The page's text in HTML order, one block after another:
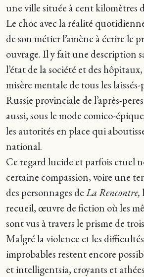
une ville située à cent kilomètres
Le choc avec la réalité
de son métier l’amène à écrire le
ouvrage. Il y fait une description
l’état de la société et des
misère mentale de tous les
Russie provinciale de l’après-
aussi, sous le mode comico-
les autorités en place qui
national.
Ce regard lucide et parfois cruel
certaine compassion, voire une
des personnages deLa Rencontre,
recueil, œuvre de fiction où les
sont vus à travers le prisme de
Malgré la violence et les
improbables restent encore
et intelligentsia, croyants et